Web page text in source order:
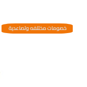
خصومات مختلفه وتصاعدية